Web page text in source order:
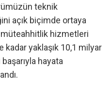
teknik
açık biçimde ortaya
müteahhitlik hizmetleri
kadar yaklaşık 10,1 milyar
hayata